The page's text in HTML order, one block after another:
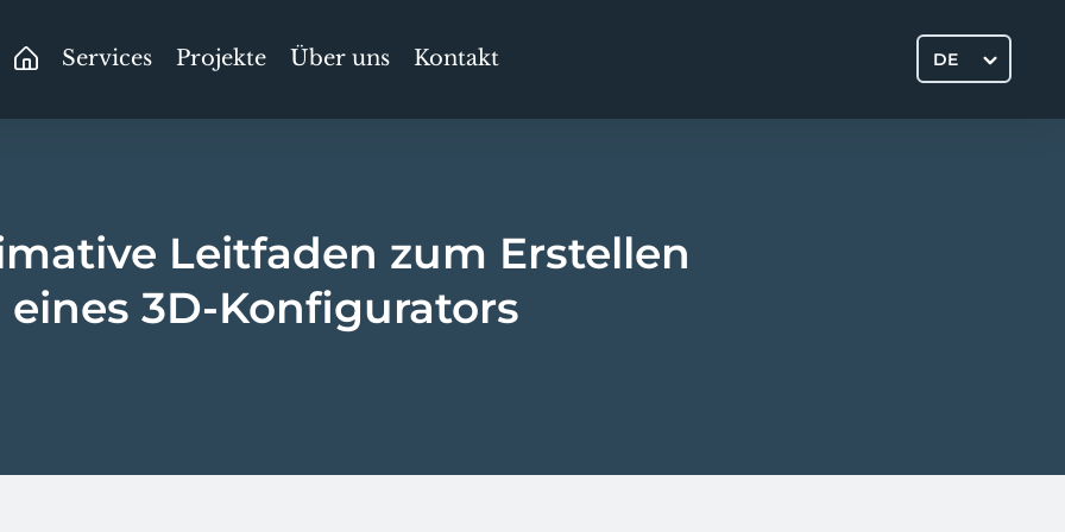
Services Projekte Über uns Kontakt DE
Leitfaden zum Erstellen
eines 3D-Konfigurators